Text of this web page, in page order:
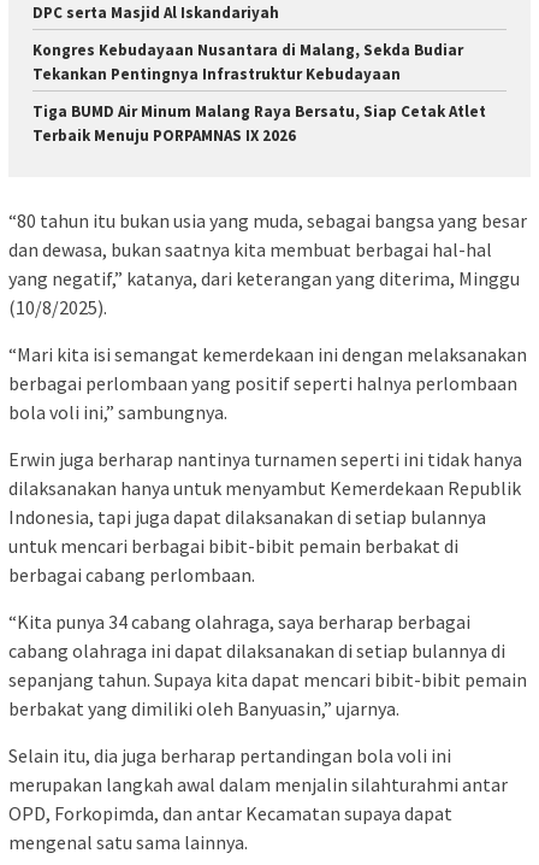
DPC serta Masjid Al Iskandariyah
Kongres Kebudayaan Nusantara di Malang, Sekda Budiar
Tekankan Pentingnya Infrastruktur Kebudayaan
Tiga BUMD Air Minum Malang Raya Bersatu, Siap Cetak Atlet
Terbaik Menuju PORPAMNAS IX 2026
“80 tahun itu bukan usia yang muda, sebagai bangsa yang besar
dan dewasa, bukan saatnya kita membuat berbagai hal-hal
yang negatif,” katanya, dari keterangan yang diterima, Minggu
(10/8/2025).
“Mari kita isi semangat kemerdekaan ini dengan melaksanakan
berbagai perlombaan yang positif seperti halnya perlombaan
bola voli ini,” sambungnya.
Erwin juga berharap nantinya turnamen seperti ini tidak hanya
dilaksanakan hanya untuk menyambut Kemerdekaan Republik
Indonesia, tapi juga dapat dilaksanakan di setiap bulannya
untuk mencari berbagai bibit-bibit pemain berbakat di
berbagai cabang perlombaan.
“Kita punya 34 cabang olahraga, saya berharap berbagai
cabang olahraga ini dapat dilaksanakan di setiap bulannya di
sepanjang tahun. Supaya kita dapat mencari bibit-bibit pemain
berbakat yang dimiliki oleh Banyuasin,” ujarnya.
Selain itu, dia juga berharap pertandingan bola voli ini
merupakan langkah awal dalam menjalin silahturahmi antar
OPD, Forkopimda, dan antar Kecamatan supaya dapat
mengenal satu sama lainnya.